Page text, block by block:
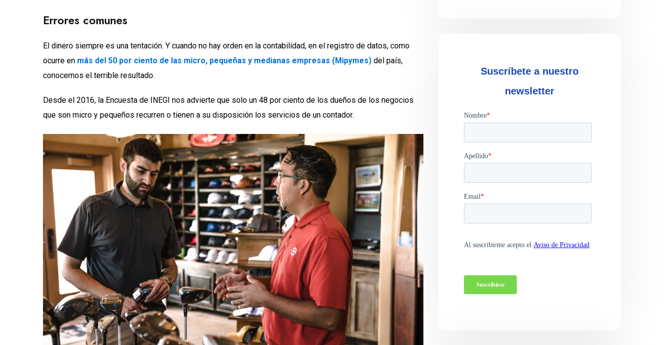
Errores comunes
El dinero siempre es una tentación. Y cuando no hay orden en la contabilidad, en el registro de datos, como
ocurre en más del 50 por ciento de las micro, pequeñas y medianas empresas (Mipymes) del país,
conocemos el terrible resultado.
Desde el 2016, la Encuesta de INEGI nos advierte que solo un 48 por ciento de los dueños de los negocios
que son micro y pequeños recurren o tienen a su disposición los servicios de un contador.
Suscríbete a nuestro
newsletter